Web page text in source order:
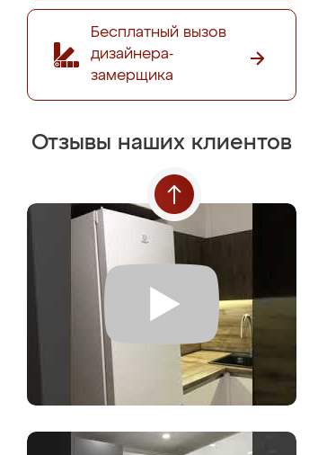
Бесплатный вызов
дизайнера-
замерщика
Отзывы наших клиентов